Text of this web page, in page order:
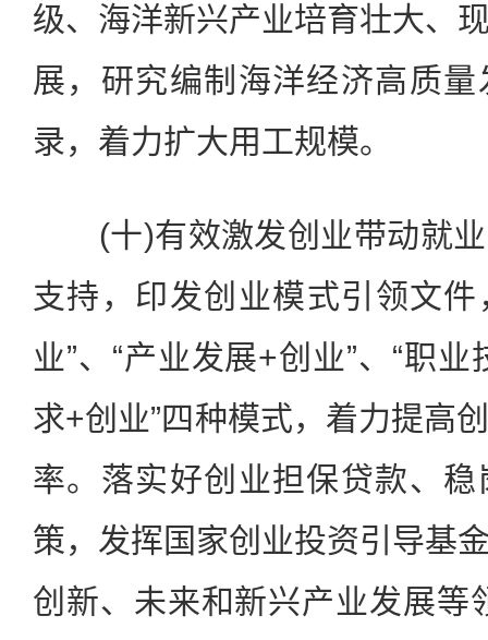
级、海洋新兴产业培育壮大、
展，研究编制海洋经济高质
录，着力扩大用工规模。
(十)有效激发创业带动就业
支持，印发创业模式引领文
业”、“产业发展+创业”、“职
求+创业”四种模式，着力提高
率。落实好创业担保贷款、
策，发挥国家创业投资引导基
创新、未来和新兴产业发展等